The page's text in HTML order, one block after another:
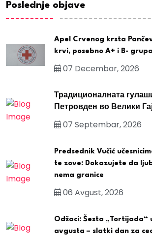
Poslednje objave
Apel Crvenog krsta
krvi, posebno A+ i B- grupa
07 Decembar, 2026
Традиционалната
Петровден во Велики Гај
07 Septembar, 2026
Predsednik Vučić
te zove: Dokazujete da
nema granice
06 Avgust, 2026
Odžaci: Šesta „Tortijada“
avgusta – slatki dan za